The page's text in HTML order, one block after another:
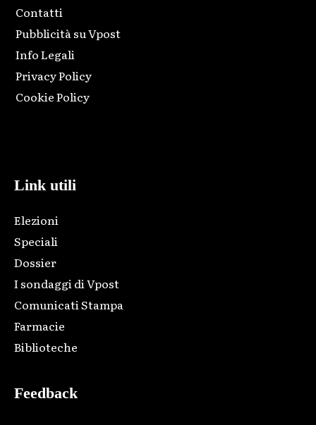
Contatti
Pubblicità su Vpost
Info Legali
Privacy Policy
Cookie Policy
Link utili
Elezioni
Speciali
Dossier
I sondaggi di Vpost
Comunicati Stampa
Farmacie
Biblioteche
Feedback